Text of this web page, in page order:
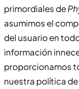
primordiales de
asumimos el
del usuario en
información
proporcionamos
nuestra política